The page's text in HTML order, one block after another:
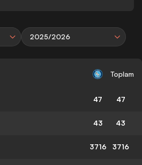
2025/2026
Toplam
47 47
43 43
3716 3716